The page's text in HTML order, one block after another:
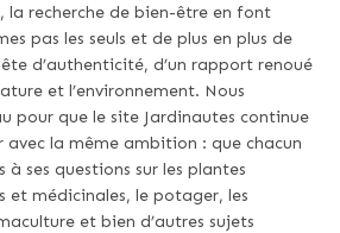
la recherche de bien-être en font
pas les seuls et de plus en plus de
d’authenticité, d’un rapport renoué
et l’environnement. Nous
pour que le site Jardinautes continue
avec la même ambition : que chacun
à ses questions sur les plantes
et médicinales, le potager, les
et bien d’autres sujets